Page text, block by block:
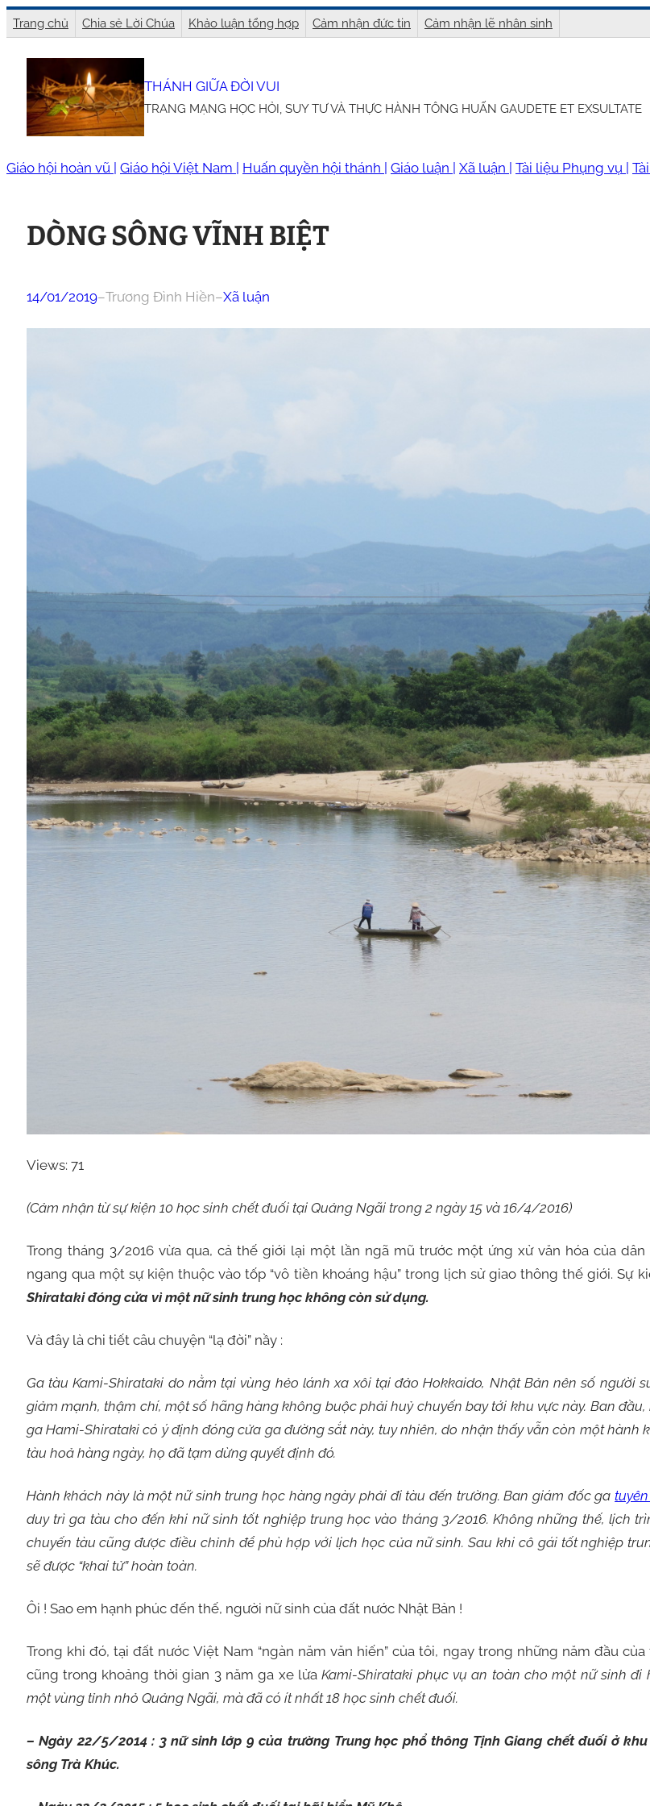
Chuyển
đến
dung
Trang chủ Chia sẻ Lời Chúa Khảo luận tổng hợp Cảm nhận đức tin Cảm nhận lẽ nhân sinh
THÁNH GIỮA ĐỜI VUI
TRANG MẠNG HỌC HỎI, SUY TƯ VÀ THỰC HÀNH TÔNG HUẤN GAUDETE ET EXSULTATE
Giáo hội hoàn vũ | Giáo hội Việt Nam | Huấn quyền hội thánh | Giáo luận | Xã luận | Tài liệu Phụng vụ |
DÒNG SÔNG VĨNH BIỆT
14/01/2019–Trương Đình Hiền–Xã luận
Views: 71
(Cảm nhận từ sự kiện 10 học sinh chết đuối tại Quảng Ngãi trong 2 ngày 15 và 16/4/2016)
Trong tháng 3/2016 vừa qua, cả thế giới lại một lần ngã mũ trước một ứng xử văn hóa của dân
ngang qua một sự kiện thuộc vào tốp “vô tiền khoáng hậu” trong lịch sử giao thông thế giới. Sự
Shirataki đóng cửa vì một nữ sinh trung học không còn sử dụng.
Và đây là chi tiết câu chuyện “lạ đời” nầy :
Ga tàu Kami-Shirataki do nằm tại vùng hẻo lánh xa xôi tại đảo Hokkaido, Nhật Bản nên số người
giảm mạnh, thậm chí, một số hãng hàng không buộc phải huỷ chuyến bay tới khu vực này. Ban
ga Hami-Shirataki có ý định đóng cửa ga đường sắt này, tuy nhiên, do nhận thấy vẫn còn một hành
tàu hoả hàng ngày, họ đã tạm dừng quyết định đó.
Hành khách này là một nữ sinh trung học hàng ngày phải đi tàu đến trường. Ban giám đốc ga
duy trì ga tàu cho đến khi nữ sinh tốt nghiệp trung học vào tháng 3/2016. Không những thế, lịch
chuyến tàu cũng được điều chỉnh để phù hợp với lịch học của nữ sinh. Sau khi cô gái tốt nghiệp
sẽ được “khai tử” hoàn toàn.
Ôi ! Sao em hạnh phúc đến thế, người nữ sinh của đất nước Nhật Bản !
Trong khi đó, tại đất nước Việt Nam “ngàn năm văn hiến” của tôi, ngay trong những năm đầu của
cũng trong khoảng thời gian 3 năm ga xe lửaKami-Shirataki phục vụ an toàn cho một nữ sinh đi
một vùng tỉnh nhỏ Quảng Ngãi, mà đã có ít nhất 18 học sinh chết đuối.
– Ngày 22/5/2014 : 3 nữ sinh lớp 9 của trường Trung học phổ thông Tịnh Giang chết đuối ở
sông Trà Khúc.